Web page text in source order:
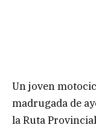
Un joven
madrugada de
la Ruta